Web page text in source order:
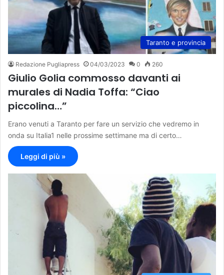
Taranto e provincia
Redazione Pugliapress 04/03/2023 0 260
Giulio Golia commosso davanti ai
murales di Nadia Toffa: “Ciao
piccolina…”
Erano venuti a Taranto per fare un servizio che vedremo in
onda su Italia1 nelle prossime settimane ma di certo…
Leggi di più »